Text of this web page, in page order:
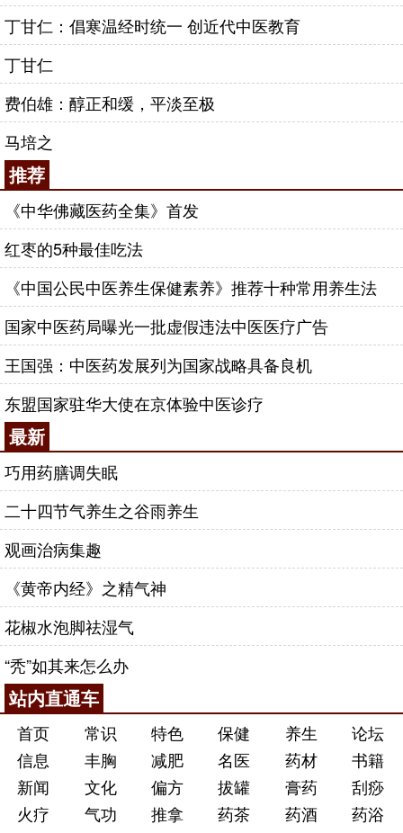
丁甘仁：倡寒温经时统一 创近代中医教育
丁甘仁
费伯雄：醇正和缓，平淡至极
马培之
推荐
《中华佛藏医药全集》首发
红枣的5种最佳吃法
《中国公民中医养生保健素养》推荐十种常用养生法
国家中医药局曝光一批虚假违法中医医疗广告
王国强：中医药发展列为国家战略具备良机
东盟国家驻华大使在京体验中医诊疗
最新
巧用药膳调失眠
二十四节气养生之谷雨养生
观画治病集趣
《黄帝内经》之精气神
花椒水泡脚祛湿气
“秃”如其来怎么办
站内直通车
首页 常识 特色 保健 养生
论坛
信息
丰胸 减肥 名医 药材
书籍
新闻
文化 偏方 拔罐 膏药
刮痧
火疗
气功 推拿 药茶 药酒
药浴